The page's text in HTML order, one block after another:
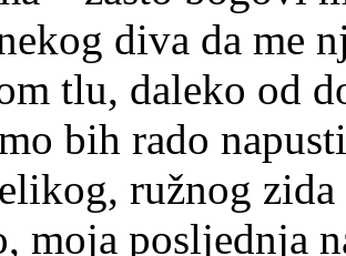
diva da me
tlu, daleko od
bih rado
ružnog
moja posljednja